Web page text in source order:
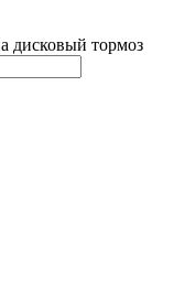
дисковый тормоз